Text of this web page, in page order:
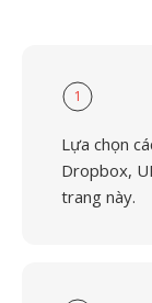
1
Lựa chọn
Dropbox,
trang này.